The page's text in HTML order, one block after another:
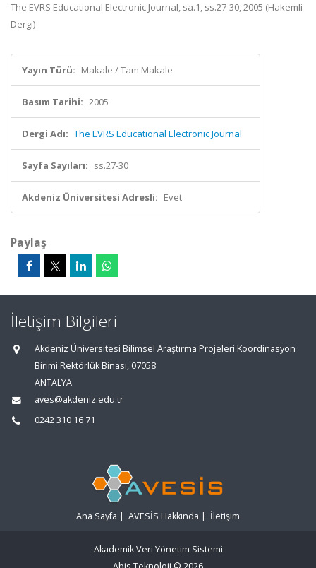
The EVRS Educational Electronic Journal, sa.1, ss.27-30, 2005 (Hakemli
Dergi)
Yayın Türü: Makale / Tam Makale
Basım Tarihi: 2005
Dergi Adı: The EVRS Educational Electronic Journal
Sayfa Sayıları: ss.27-30
Akdeniz Üniversitesi Adresli: Evet
Paylaş
İletişim Bilgileri
Akdeniz Üniversitesi Bilimsel Araştırma Projeleri Koordinasyon
Birimi Rektörlük Binası, 07058
ANTALYA
aves@akdeniz.edu.tr
0242 310 16 71
Ana Sayfa | AVESİS Hakkında | İletişim
Akademik Veri Yönetim Sistemi